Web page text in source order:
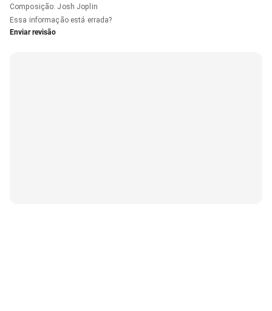
Composição: Josh Joplin
Essa informação está errada?
Enviar revisão